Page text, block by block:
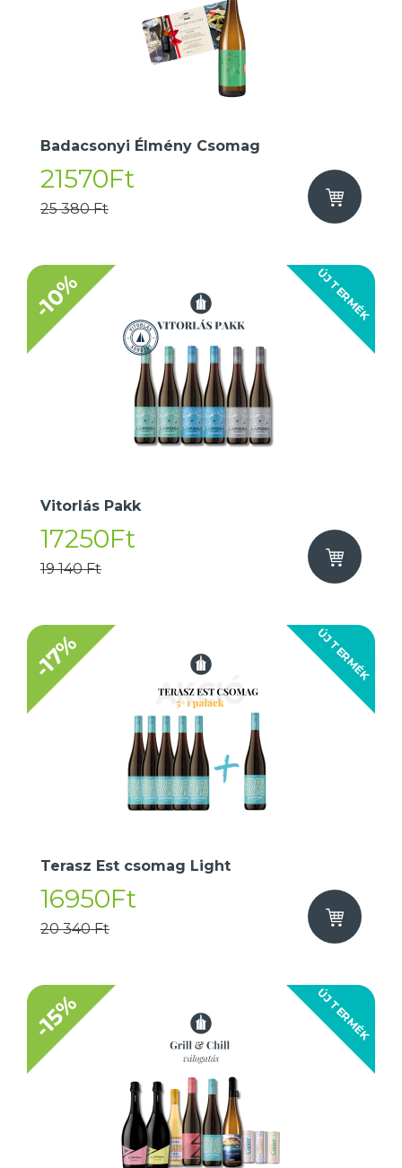
Badacsonyi Élmény Csomag
21570Ft
25 380 Ft
ÚJ TERMÉK
-10%
Vitorlás Pakk
17250Ft
19 140 Ft
ÚJ TERMÉK
-17%
Terasz Est csomag Light
16950Ft
20 340 Ft
ÚJ TERMÉK
-15%